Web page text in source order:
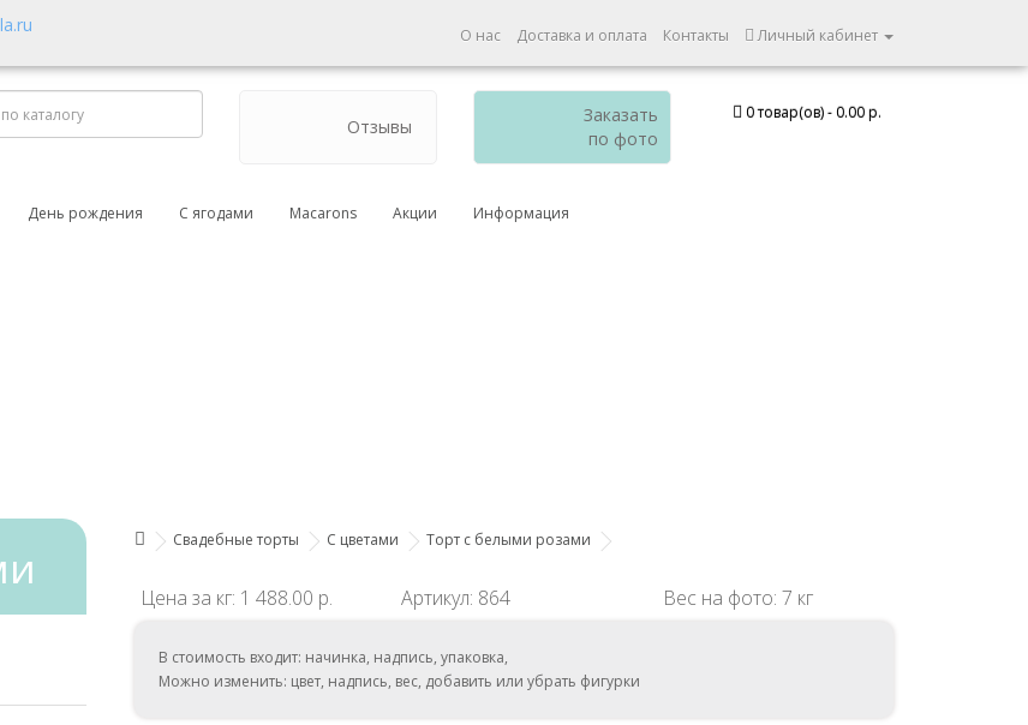
О нас Доставка и оплата Контакты Личный кабинет
Отзывы
Заказать
по фото
0 товар(ов) - 0.00 р.
День рождения С ягодами Macarons Акции Информация
Свадебные торты С цветами Торт с белыми розами
Цена за кг: 1 488.00 р. Артикул: 864 Вес на фото: 7 кг
В стоимость входит: начинка, надпись, упаковка,
Можно изменить: цвет, надпись, вес, добавить или убрать фигурки